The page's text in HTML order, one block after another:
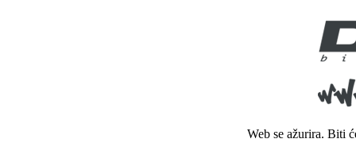
Web se ažurira. Biti